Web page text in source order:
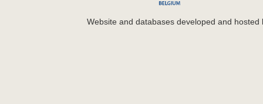
Website and databases developed and hosted